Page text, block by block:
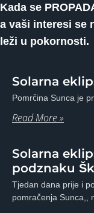
Kada se
a vaši interesi se
leži u pokornosti.
Solarna
Pomrčina Sunca je
Read More »
Solarna
podznaku
Tjedan dana prije i
pomračenja Sunca,,